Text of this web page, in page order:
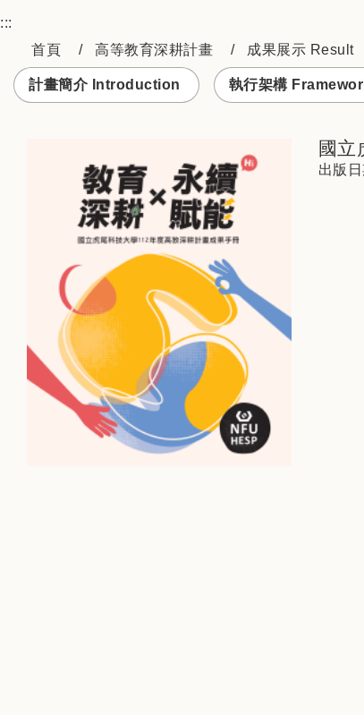
:::
首頁
高等教育深耕計畫 成果展示 Result
計畫簡介 Introduction 執行架構
國立
出版日